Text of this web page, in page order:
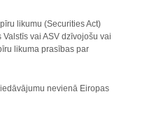
likumu (Securities Act)
vai ASV dzīvojošu vai
likuma prasības par
nevienā Eiropas